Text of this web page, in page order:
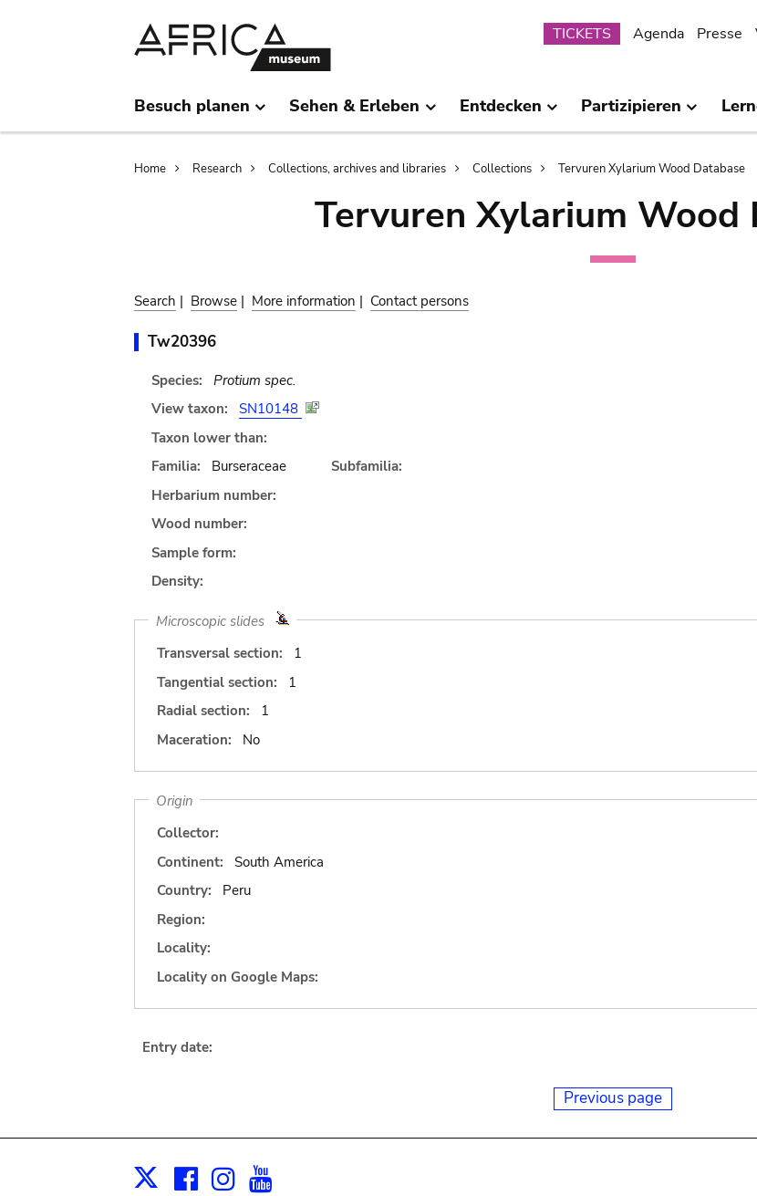
Submenu
TICKETS Agenda Presse
Besuch planen Sehen & Erleben Entdecken Partizipieren
Breadcrumb
Home Research Collections, archives and libraries Collections Tervuren Xylarium Wood Database
Tervuren Xylarium Wood
Search | Browse | More information | Contact persons
Tw20396
Species:
Protium spec.
View taxon:
SN10148
Taxon lower than:
Familia:
Burseraceae
Subfamilia:
Herbarium number:
Wood number:
Sample form:
Density:
Microscopic slides
Transversal section:
1
Tangential section:
1
Radial section:
1
Maceration:
No
Origin
Collector:
Continent:
South America
Country:
Peru
Region:
Locality:
Locality on Google Maps:
Entry date:
Previous page
X Facebook
Instagram